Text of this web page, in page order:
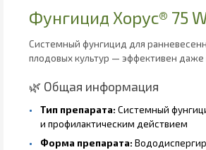
Фунгицид Хорус® 75
Системный фунгицид для
плодовых культур — эффективен даже
🌿 Общая информация
Тип препарата: Системный
и профилактическим действием
Форма препарата: